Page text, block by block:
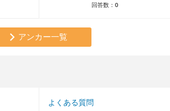
回答数： 0
アンカー一覧
よくある質問